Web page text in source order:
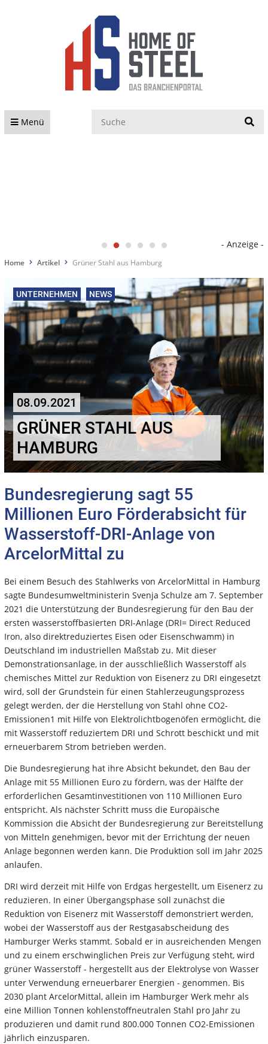
Menü
- Anzeige -
Home Artikel Grüner Stahl aus Hamburg
UNTERNEHMEN NEWS
08.09.2021
GRÜNER STAHL AUS
HAMBURG
Bundesregierung sagt 55
Millionen Euro Förderabsicht für
Wasserstoff-DRI-Anlage von
ArcelorMittal zu
Bei einem Besuch des Stahlwerks von ArcelorMittal in Hamburg
sagte Bundesumweltministerin Svenja Schulze am 7. September
2021 die Unterstützung der Bundesregierung für den Bau der
ersten wasserstoffbasierten DRI-Anlage (DRI= Direct Reduced
Iron, also direktreduziertes Eisen oder Eisenschwamm) in
Deutschland im industriellen Maßstab zu. Mit dieser
Demonstrationsanlage, in der ausschließlich Wasserstoff als
chemisches Mittel zur Reduktion von Eisenerz zu DRI eingesetzt
wird, soll der Grundstein für einen Stahlerzeugungsprozess
gelegt werden, der die Herstellung von Stahl ohne CO2-
Emissionen1 mit Hilfe von Elektrolichtbogenöfen ermöglicht, die
mit Wasserstoff reduziertem DRI und Schrott beschickt und mit
erneuerbarem Strom betrieben werden.
Die Bundesregierung hat ihre Absicht bekundet, den Bau der
Anlage mit 55 Millionen Euro zu fördern, was der Hälfte der
erforderlichen Gesamtinvestitionen von 110 Millionen Euro
entspricht. Als nächster Schritt muss die Europäische
Kommission die Absicht der Bundesregierung zur Bereitstellung
von Mitteln genehmigen, bevor mit der Errichtung der neuen
Anlage begonnen werden kann. Die Produktion soll im Jahr 2025
anlaufen.
DRI wird derzeit mit Hilfe von Erdgas hergestellt, um Eisenerz zu
reduzieren. In einer Übergangsphase soll zunächst die
Reduktion von Eisenerz mit Wasserstoff demonstriert werden,
wobei der Wasserstoff aus der Restgasabscheidung des
Hamburger Werks stammt. Sobald er in ausreichenden Mengen
und zu einem erschwinglichen Preis zur Verfügung steht, wird
grüner Wasserstoff - hergestellt aus der Elektrolyse von Wasser
unter Verwendung erneuerbarer Energien - genommen. Bis
2030 plant ArcelorMittal, allein im Hamburger Werk mehr als
eine Million Tonnen kohlenstoffneutralen Stahl pro Jahr zu
produzieren und damit rund 800.000 Tonnen CO2-Emissionen
jährlich einzusparen.